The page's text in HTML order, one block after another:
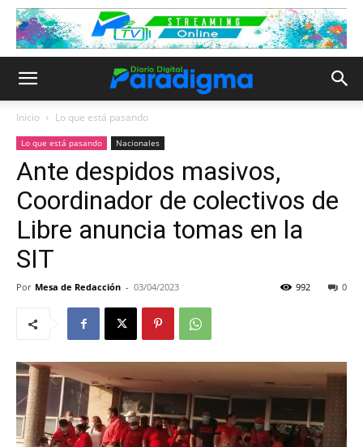
Inicio Lo que está pasando
Lo que está pasando Nacionales
Ante despidos masivos,
Coordinador de colectivos de
Libre anuncia tomas en la
SIT
Por Mesa de Redacción - 03/04/2023 0
992